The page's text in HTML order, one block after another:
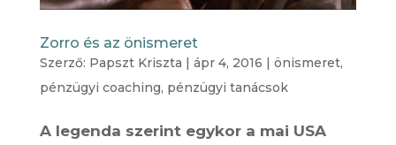
Zorro és az önismeret
Szerző: Papszt Kriszta | ápr 4, 2016 | önismeret,
pénzügyi coaching, pénzügyi tanácsok
A legenda szerint egykor a mai USA